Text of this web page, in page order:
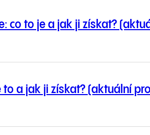
co to je a jak ji získat?
to a jak ji získat? (aktuální